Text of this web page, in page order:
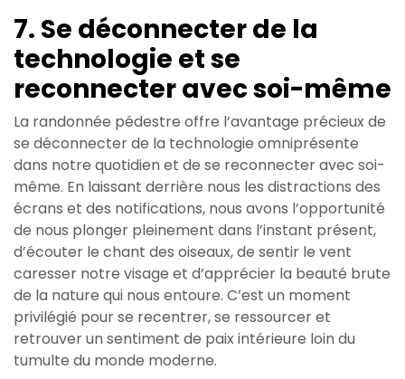
7. Se déconnecter de la
technologie et se
reconnecter avec soi-même
La randonnée pédestre offre l’avantage précieux de
se déconnecter de la technologie omniprésente
dans notre quotidien et de se reconnecter avec soi-
même. En laissant derrière nous les distractions des
écrans et des notifications, nous avons l’opportunité
de nous plonger pleinement dans l’instant présent,
d’écouter le chant des oiseaux, de sentir le vent
caresser notre visage et d’apprécier la beauté brute
de la nature qui nous entoure. C’est un moment
privilégié pour se recentrer, se ressourcer et
retrouver un sentiment de paix intérieure loin du
tumulte du monde moderne.